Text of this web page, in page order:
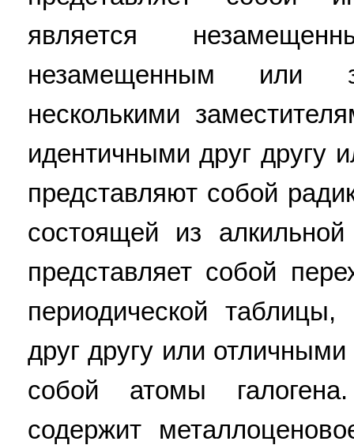
является
незамещенным или
несколькими
идентичными друг другу
представляют собой
состоящей из
представляет собой
периодической
друг другу или
собой атомы
содержит